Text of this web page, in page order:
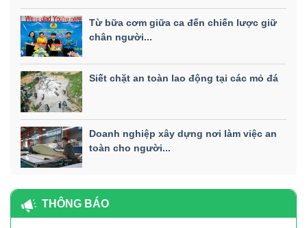
Từ bữa cơm giữa ca đến chiến lược giữ
chân người...
Siết chặt an toàn lao động tại các mỏ đá
Doanh nghiệp xây dựng nơi làm việc an
toàn cho người...
THÔNG BÁO